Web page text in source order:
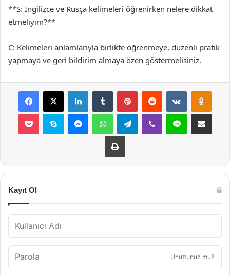
**S: İngilizce ve Rusça kelimeleri öğrenirken nelere dikkat
etmeliyim?**
C: Kelimeleri anlamlarıyla birlikte öğrenmeye, düzenli pratik
yapmaya ve geri bildirim almaya özen göstermelisiniz.
Facebook
X LinkedInTumblr PinterestReddit VKontakte
Pocket Skype MessengerWhatsAppTelegramViber Line E-Posta ile
Yazdır
Kayıt Ol
Unuttunuz mu?